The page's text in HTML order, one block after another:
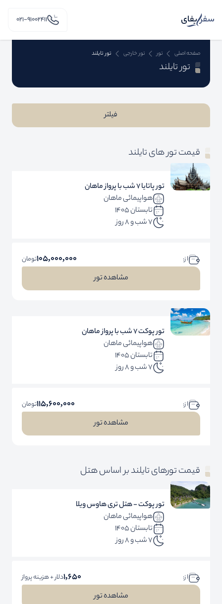
۰۲۱-91002411
صفحه اصلی تور تور خارجی تور تایلند
تور تایلند
فیلتر
قیمت تور های تایلند
تور پاتایا 7 شب با پرواز ماهان
هواپیمائی ماهان
تابستان 1405
7 شب و 8 روز
ا ز: 105,000,000تومان
مشاهده تور
تور پوکت 7 شب با پرواز ماهان
هواپیمائی ماهان
تابستان 1405
7 شب و 8 روز
ا ز: 115,600,000تومان
مشاهده تور
قیمت تورهای تایلند بر اساس هتل
تور پوکت - هتل تری هاوس ویلا
هواپیمائی ماهان
تابستان 1405
7 شب و 8 روز
ا ز: 1,650دلار + هزینه پرواز
مشاهده تور